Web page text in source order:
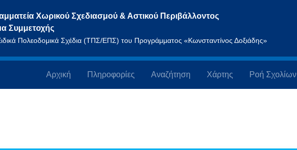
Χωρικού Σχεδιασμού & Αστικού Περιβάλλοντος
Συμμετοχής
Πολεοδομικά Σχέδια (ΤΠΣ/ΕΠΣ) του Προγράμματος «Κωνσταντίνος Δοξιάδης»
Αρχική Πληροφορίες Αναζήτηση Χάρτης Ροή Σχολίων